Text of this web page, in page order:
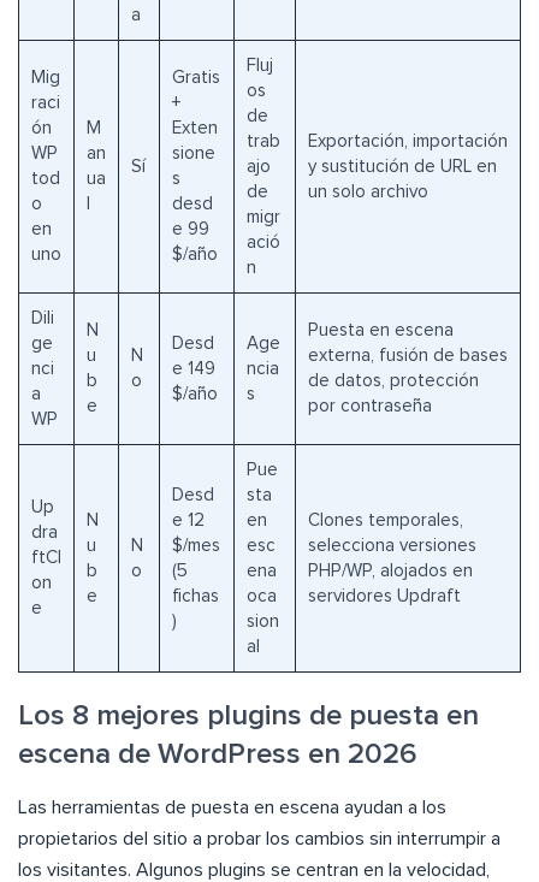
a
Mig
raci
ón
WP
tod
o
en
uno
M
an
ua
Sí
Gratis
+
Exten
sione
s
desd
e 99
$/año
Fluj
os
de
trab
ajo
de
migr
ació
n
Exportación, importación
y sustitución de URL en
un solo archivo
Dili
ge
nci
a
WP
N
u
b
e
N
o
Desd
e 149
$/año
Age
ncia
s
Puesta en escena
externa, fusión de bases
de datos, protección
por contraseña
Up
dra
ftCl
on
e
N
u
b
e
N
o
Desd
e 12
$/mes
(5
fichas
)
Pue
sta
en
esc
ena
oca
sion
al
Clones temporales,
selecciona versiones
PHP/WP, alojados en
servidores Updraft
Los 8 mejores plugins de puesta en
escena de WordPress en 2026
Las herramientas de puesta en escena ayudan a los
propietarios del sitio a probar los cambios sin interrumpir a
los visitantes. Algunos plugins se centran en la velocidad,